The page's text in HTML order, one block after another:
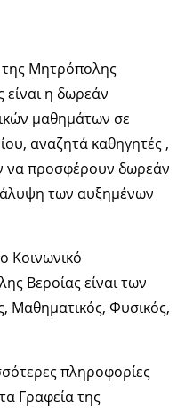
της Μητρόπολης
η δωρεάν
μαθημάτων σε
αναζητά καθηγητές ,
να προσφέρουν δωρεάν
των αυξημένων
Κοινωνικό
Βεροίας είναι των
Μαθηματικός, Φυσικός,
πληροφορίες
Γραφεία της